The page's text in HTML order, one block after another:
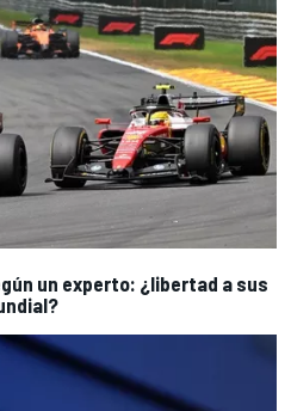
un experto: ¿libertad a sus